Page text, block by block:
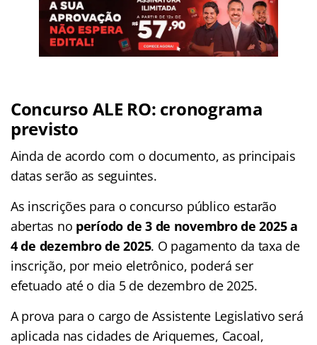
Concurso ALE RO: cronograma
previsto
Ainda de acordo com o documento, as principais
datas serão as seguintes.
As inscrições para o concurso público estarão
abertas no período de 3 de novembro de 2025 a
4 de dezembro de 2025. O pagamento da taxa de
inscrição, por meio eletrônico, poderá ser
efetuado até o dia 5 de dezembro de 2025.
A prova para o cargo de Assistente Legislativo será
aplicada nas cidades de Ariquemes, Cacoal,